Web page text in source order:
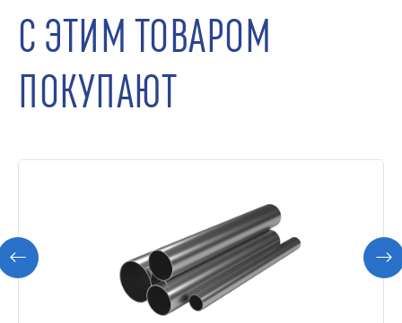
С ЭТИМ ТОВАРОМ
ПОКУПАЮТ